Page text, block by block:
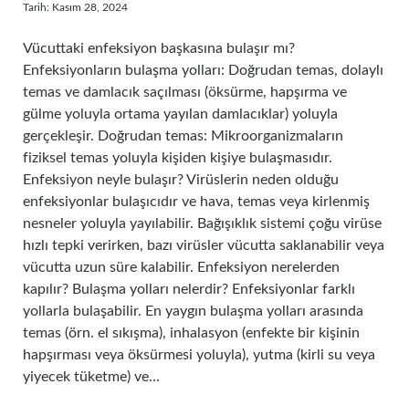
Tarih: Kasım 28, 2024
Vücuttaki enfeksiyon başkasına bulaşır mı?
Enfeksiyonların bulaşma yolları: Doğrudan temas, dolaylı
temas ve damlacık saçılması (öksürme, hapşırma ve
gülme yoluyla ortama yayılan damlacıklar) yoluyla
gerçekleşir. Doğrudan temas: Mikroorganizmaların
fiziksel temas yoluyla kişiden kişiye bulaşmasıdır.
Enfeksiyon neyle bulaşır? Virüslerin neden olduğu
enfeksiyonlar bulaşıcıdır ve hava, temas veya kirlenmiş
nesneler yoluyla yayılabilir. Bağışıklık sistemi çoğu virüse
hızlı tepki verirken, bazı virüsler vücutta saklanabilir veya
vücutta uzun süre kalabilir. Enfeksiyon nerelerden
kapılır? Bulaşma yolları nelerdir? Enfeksiyonlar farklı
yollarla bulaşabilir. En yaygın bulaşma yolları arasında
temas (örn. el sıkışma), inhalasyon (enfekte bir kişinin
hapşırması veya öksürmesi yoluyla), yutma (kirli su veya
yiyecek tüketme) ve…